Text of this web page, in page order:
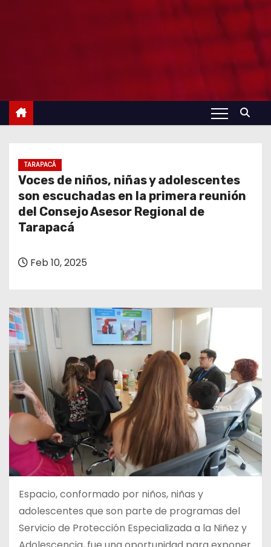
TARAPACÁ
Voces de niños, niñas y adolescentes
son escuchadas en la primera reunión
del Consejo Asesor Regional de
Tarapacá
Feb 10, 2025
Espacio, conformado por niños, niñas y
adolescentes que son parte de programas del
Servicio de Protección Especializada a la Niñez y